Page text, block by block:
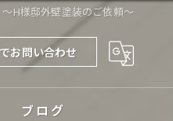
H様邸外壁塗装のご依頼～
お問い合わせ
ブログ